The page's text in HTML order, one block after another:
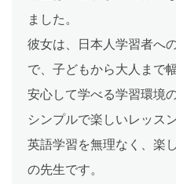
ました。
彼女は、日本人学習者へ
で、子どもから大人まで
安心して学べる学習環境
シンプルで楽しいレッス
英語学習を無理なく、楽
の先生です。